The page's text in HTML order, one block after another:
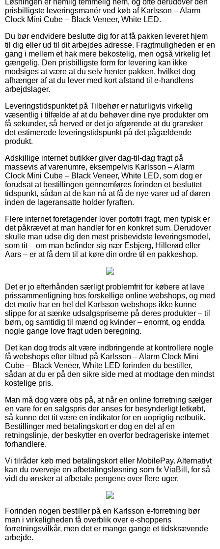
prisbilligste leveringsmanér ved køb af Karlsson – Alarm
Clock Mini Cube – Black Veneer, White LED.
Du bør endvidere beslutte dig for at få pakken leveret hjem
til dig eller ud til dit arbejdes adresse. Fragtmuligheden er en
gang i mellem et hak mere bekostelig, men også virkelig let
gængelig. Den prisbilligste form for levering kan ikke
modsiges at være at du selv henter pakken, hvilket dog
afhænger af at du lever med kort afstand til e-handlens
arbejdslager.
Leveringstidspunktet på Tilbehør er naturligvis virkelig
væsentlig i tilfælde af at du behøver dine nye produkter om
få sekunder, så herved er det jo afgørende at du gransker
det estimerede leveringstidspunkt på det pågældende
produkt.
Adskillige internet butikker giver dag-til-dag fragt på
massevis af varenumre, eksempelvis Karlsson – Alarm
Clock Mini Cube – Black Veneer, White LED, som dog er
forudsat at bestillingen gennemføres forinden et besluttet
tidspunkt, sådan at de kan nå at få de nye varer ud af døren
inden de lageransatte holder fyraften.
Flere internet foretagender lover portofri fragt, men typisk er
det påkrævet at man handler for en konkret sum. Derudover
skulle man udse dig den mest prisbevidste leveringsmodel,
som tit – om man befinder sig nær Esbjerg, Hillerød eller
Aars – er at få dem til at køre din ordre til en pakkeshop.
Det er jo efterhånden særligt problemfrit for købere at lave
prissammenligning hos forskellige online webshops, og med
det motiv har en hel del Karlsson webshops ikke kunne
slippe for at sænke udsalgspriserne på deres produkter – til
børn, og samtidig til mænd og kvinder – enormt, og endda
nogle gange love fragt uden beregning.
Det kan dog trods alt være indbringende at kontrollere nogle
få webshops efter tilbud på Karlsson – Alarm Clock Mini
Cube – Black Veneer, White LED forinden du bestiller,
sådan at du er på den sikre side med at modtage den mindst
kostelige pris.
Man må dog være obs på, at når en online forretning sælger
en vare for en salgspris der anses for besynderligt letkøbt,
så kunne det tit være en indikator for en uoprigtig netbutik.
Bestillinger med betalingskort er dog en del af en
retningslinje, der beskytter en overfor bedrageriske internet
forhandlere.
Vi tilråder køb med betalingskort eller MobilePay. Alternativt
kan du overveje en afbetalingsløsning som fx ViaBill, for så
vidt du ønsker at afbetale pengene over flere uger.
Forinden nogen bestiller på en Karlsson e-forretning bør
man i virkeligheden få overblik over e-shoppens
forretningsvilkår, men det er mange gange et tidskrævende
arbejde.